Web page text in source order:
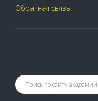
Обратная связь